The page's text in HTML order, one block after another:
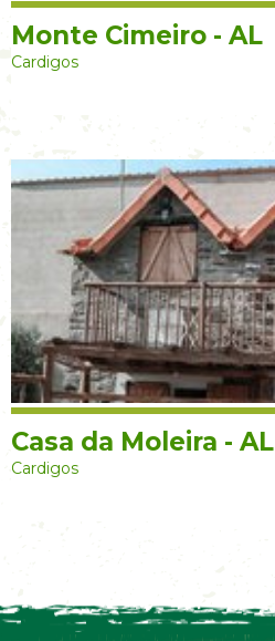
Monte Cimeiro - AL
Cardigos
Casa da Moleira - AL
Cardigos